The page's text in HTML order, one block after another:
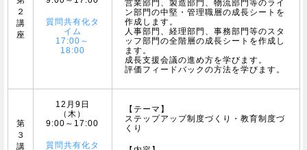
２
講
座
質問共有化タ
イム
17:00～
18:00
営業部門、製造部門、物流部門等のライ
ン部門の中堅・管理職層の成長シートを
作成します。
人事部門、経理部門、事務部門等のスタ
ッフ部門の全階層の成長シートを作成し
ます。
成長支援会議の進め方を学びます。
評価フィードバックの方法を学びます。
第
３
講
12月9日
（木）
9:00～17:00
質問共有化タ
【テーマ】
ステップアップ制度づくり・教育制度づ
くり